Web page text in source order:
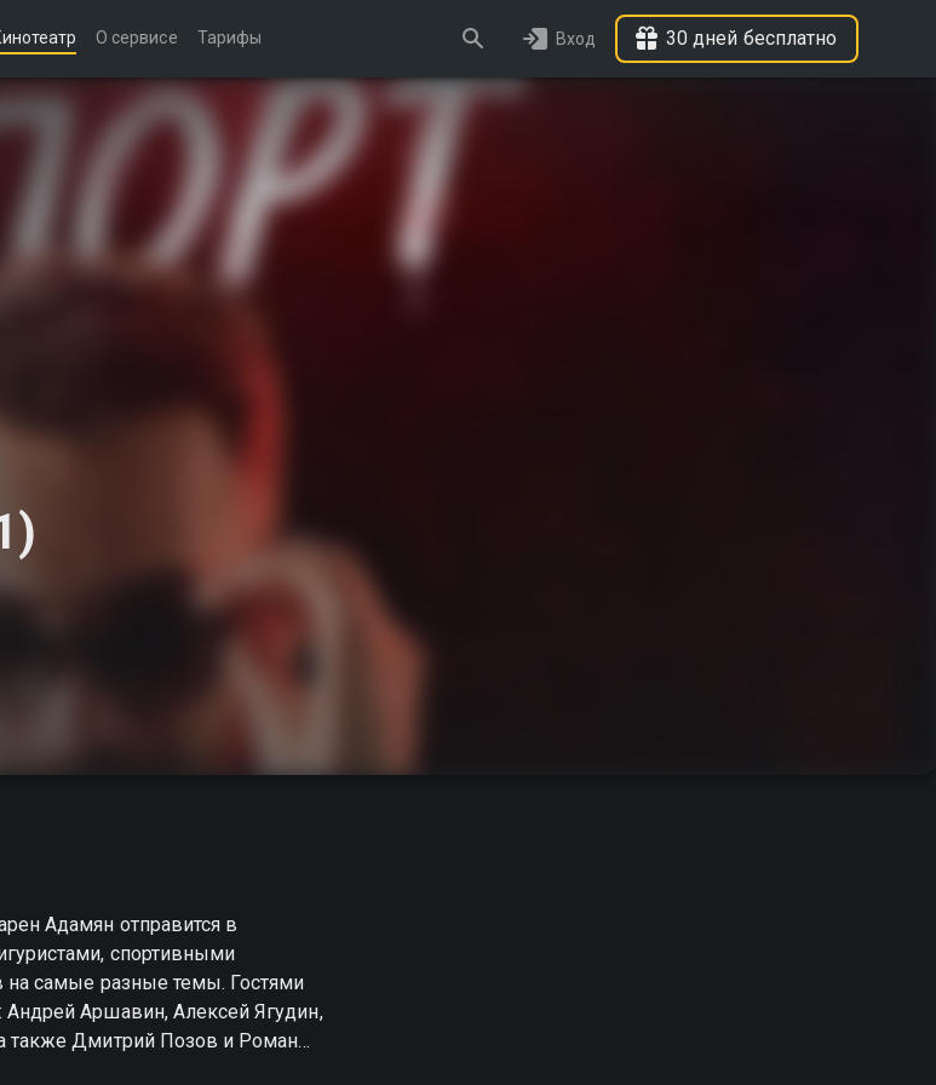
О сервисе Тарифы Вход 30 дней бесплатно
Адамян отправится в
спортивными
на самые разные темы. Гостями
Аршавин, Алексей Ягудин,
также Дмитрий Позов и Роман